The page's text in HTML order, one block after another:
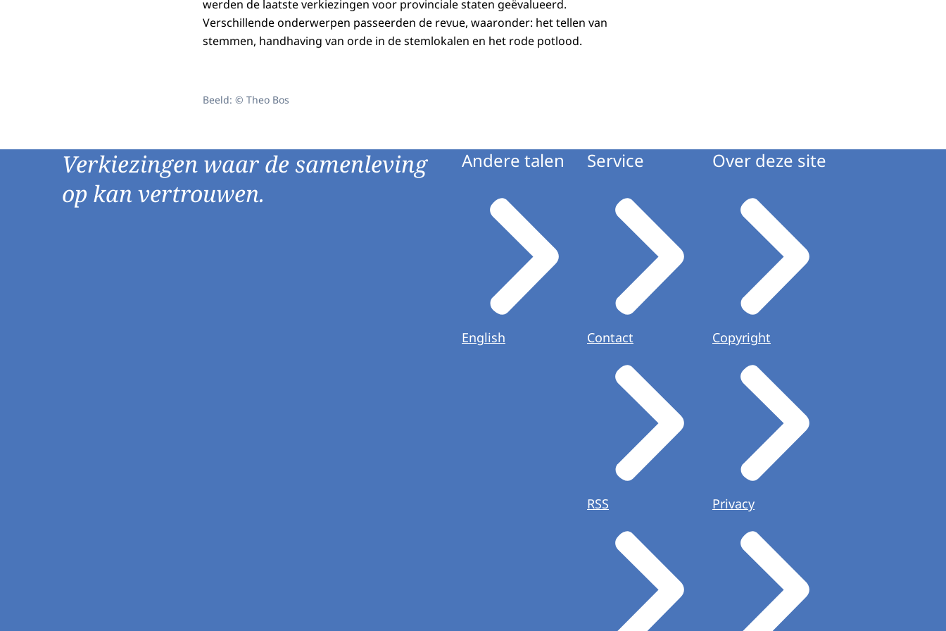
werden de laatste verkiezingen voor provinciale staten geëvalueerd.
Verschillende onderwerpen passeerden de revue, waaronder: het tellen van
stemmen, handhaving van orde in de stemlokalen en het rode potlood.
Beeld: © Theo Bos
Verkiezingen waar de samenleving
op kan vertrouwen.
Andere talen
English
Service
Contact
RSS
Over deze site
Copyright
Privacy